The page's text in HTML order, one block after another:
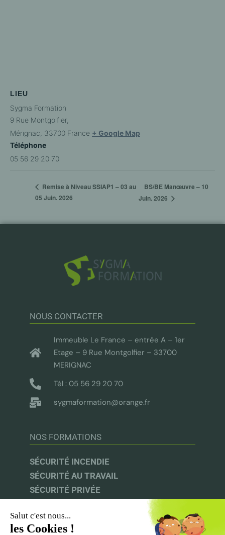
LIEU
Sygma Formation
9 Rue Montgolfier,
Mérignac 33700 France + Google Map
Téléphone
05 56 29 20 70
Remise à Niveau SSIAP1 – 03 au
05 Juin. 2026
BS/BE Manœuvre – 10
Juin. 2026
NOUS CONTACTER
Immeuble Le France – entrée A – 1er
Etage – 9 Rue Montgolfier – 33700
MERIGNAC
Tél : 05 56 29 20 70
sygmaformation@orange.fr
NOS FORMATIONS
SÉCURITÉ INCENDIE
SÉCURITÉ AU TRAVAIL
SÉCURITÉ PRIVÉE